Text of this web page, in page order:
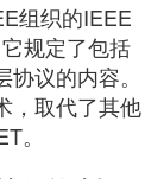
组织的IEEE
规定了包括
议的内容。
，取代了其他
。